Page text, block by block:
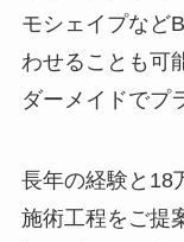
モシェイプなど
わせることも可
ダーメイドでプ
長年の経験と18
施術工程をご提